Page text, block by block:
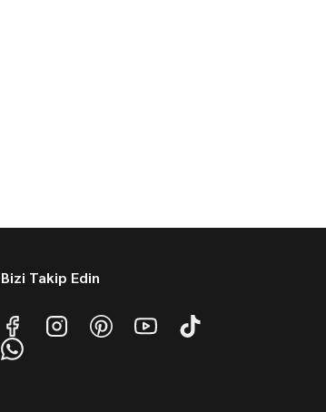
Bizi Takip Edin